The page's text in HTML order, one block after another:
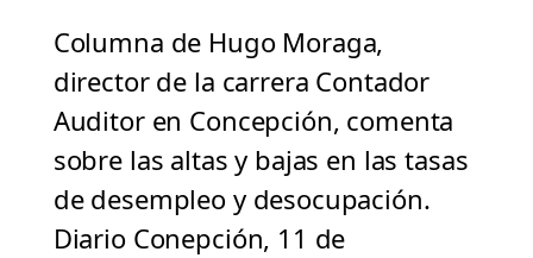
Columna de Hugo Moraga,
director de la carrera Contador
Auditor en Concepción, comenta
sobre las altas y bajas en las tasas
de desempleo y desocupación.
Diario Conepción, 11 de